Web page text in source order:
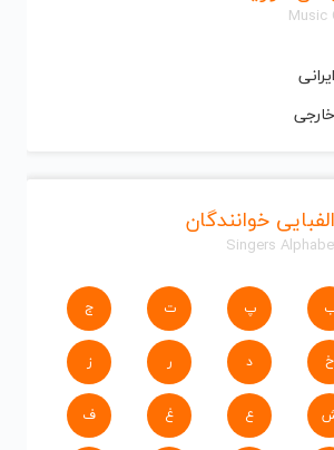
Music
خوانندگان
Singers
پ ت ج
خ د ر ز
ع غ ف